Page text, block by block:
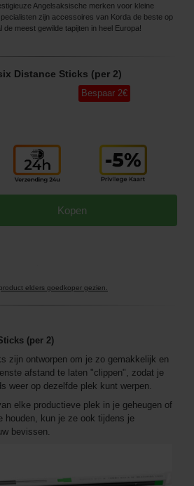
Angelsaksische merken voor kleine
zijn accessoires van Korda de beste op
de meest gewilde tapijten in heel Europa!
Distance Sticks (per 2)
Bespaar 2€
Kopen
elders goedkoper gezien.
(per 2)
zijn ontworpen om je zo gemakkelijk en
afstand te laten "clippen", zodat je
weer op dezelfde plek kunt werpen.
elke productieve plek in je geheugen of
houden, kun je ze ook tijdens je
bevissen.